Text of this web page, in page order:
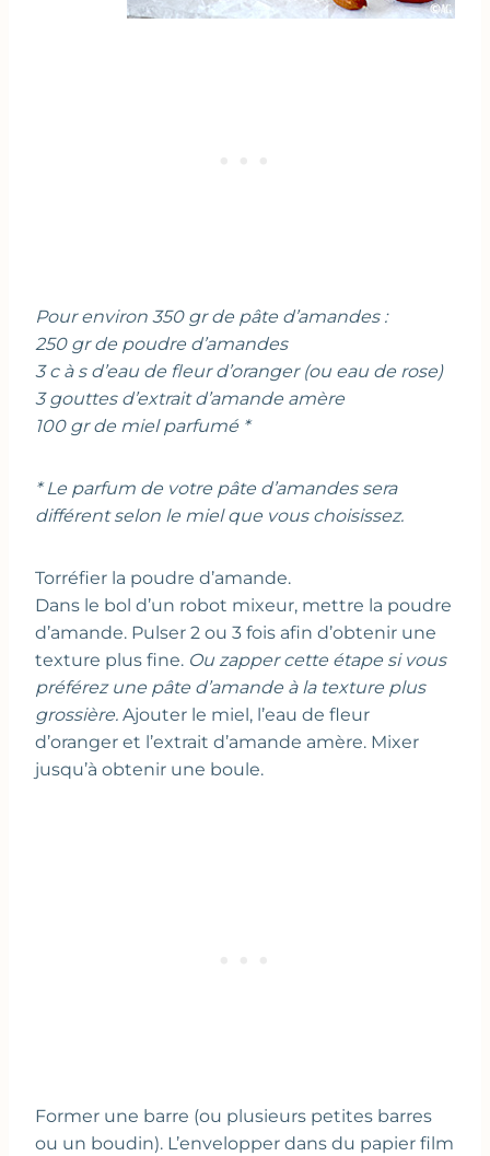
Pour environ 350 gr de pâte d’amandes :
250 gr de poudre d’amandes
3 c à s d’eau de fleur d’oranger (ou eau de rose)
3 gouttes d’extrait d’amande amère
100 gr de miel parfumé *
* Le parfum de votre pâte d’amandes sera
différent selon le miel que vous choisissez.
Torréfier la poudre d’amande.
Dans le bol d’un robot mixeur, mettre la poudre
d’amande. Pulser 2 ou 3 fois afin d’obtenir une
texture plus fine. Ou zapper cette étape si vous
préférez une pâte d’amande à la texture plus
grossière. Ajouter le miel, l’eau de fleur
d’oranger et l’extrait d’amande amère. Mixer
jusqu’à obtenir une boule.
Former une barre (ou plusieurs petites barres
ou un boudin). L’envelopper dans du papier film